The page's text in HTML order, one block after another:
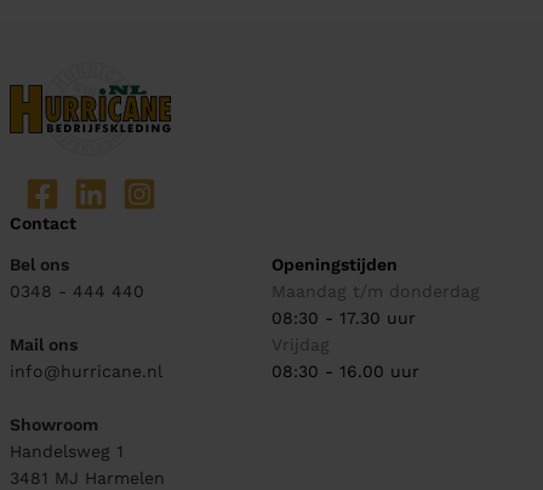
Contact
Bel ons
0348 - 444 440
Mail ons
info@hurricane.nl
Showroom
Handelsweg 1
3481 MJ Harmelen
Openingstijden
Maandag t/m donderdag
08:30 - 17.30 uur
Vrijdag
08:30 - 16.00 uur